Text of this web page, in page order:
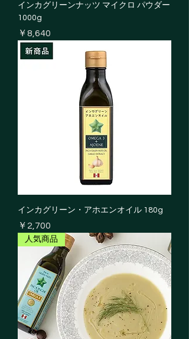
インカグリーンナッツ マイクロ パウダー
1000g
価格
￥8,640
インカグリーン・アホエンオイル 180g
価格
￥2,700
人気商品